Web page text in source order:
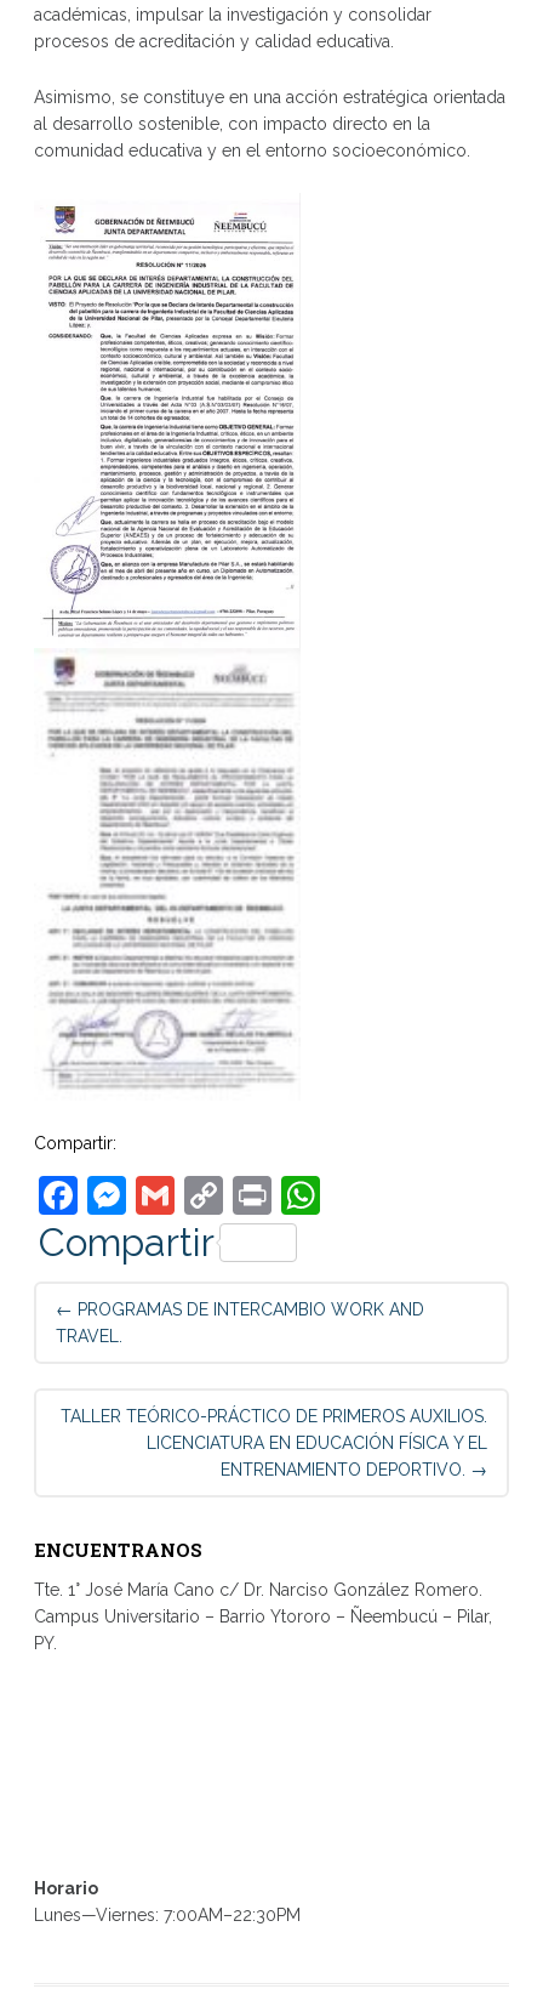
académicas, impulsar la investigación y consolidar
procesos de acreditación y calidad educativa.
Asimismo, se constituye en una acción estratégica orientada
al desarrollo sostenible, con impacto directo en la
comunidad educativa y en el entorno socioeconómico.
Compartir:
Facebook
Messenger
Gmail
Copy
Link
PrintWhatsApp
Compartir
Post
navigation
← PROGRAMAS DE INTERCAMBIO WORK AND
TRAVEL.
TALLER TEÓRICO-PRÁCTICO DE PRIMEROS AUXILIOS.
LICENCIATURA EN EDUCACIÓN FÍSICA Y EL
ENTRENAMIENTO DEPORTIVO. →
ENCUENTRANOS
Tte. 1° José María Cano c/ Dr. Narciso González Romero.
Campus Universitario – Barrio Ytororo – Ñeembucú – Pilar,
PY.
Horario
Lunes—Viernes: 7:00AM–22:30PM